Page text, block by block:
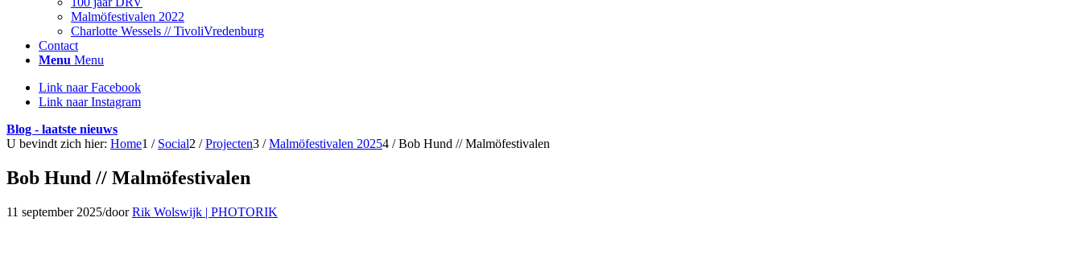
Malmöfestivalen 2022
Charlotte Wessels // TivoliVredenburg
Contact
Menu Menu
Link naar Facebook
Link naar Instagram
Blog - laatste nieuws
U bevindt zich hier: Home1 / Social2 / Projecten3 / Malmöfestivalen 20254 / Bob Hund // Malmöfestivalen
Bob Hund // Malmöfestivalen
11 september 2025/doorRik Wolswijk | PHOTORIK